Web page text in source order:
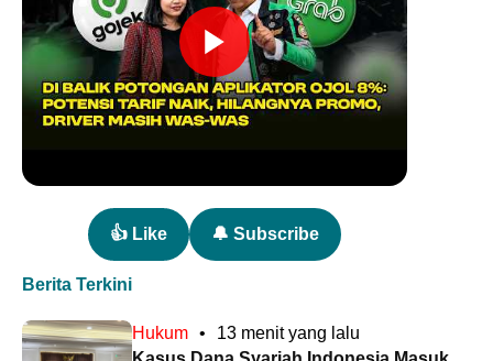
👍 Like 🔔 Subscribe
Berita Terkini
Hukum •
13 menit yang lalu